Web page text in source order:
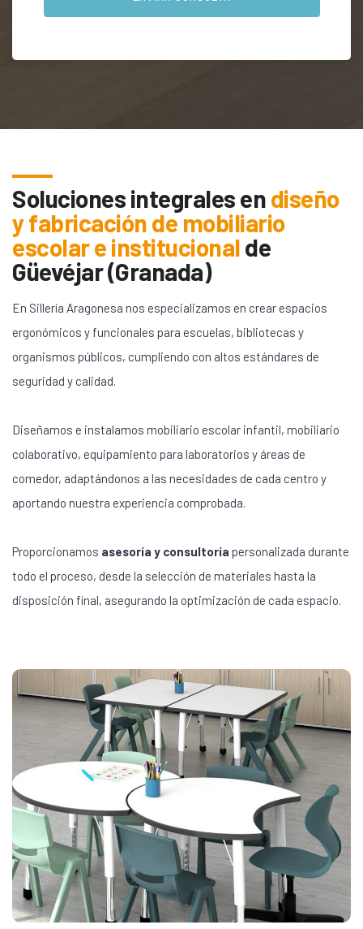
Soluciones integrales endiseño
y fabricación de mobiliario
escolar e institucionalde
Güevéjar (Granada)
En Sillería Aragonesa nos especializamos en crear espacios
ergonómicos y funcionales para escuelas, bibliotecas y
organismos públicos, cumpliendo con altos estándares de
seguridad y calidad.
Diseñamos e instalamos mobiliario escolar infantil, mobiliario
colaborativo, equipamiento para laboratorios y áreas de
comedor, adaptándonos a las necesidades de cada centro y
aportando nuestra experiencia comprobada.
Proporcionamos asesoría y consultoría personalizada durante
todo el proceso, desde la selección de materiales hasta la
disposición final, asegurando la optimización de cada espacio.